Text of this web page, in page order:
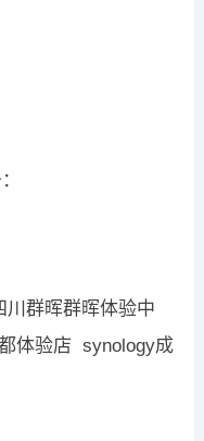
群晖群晖体验中
体验店 synology成